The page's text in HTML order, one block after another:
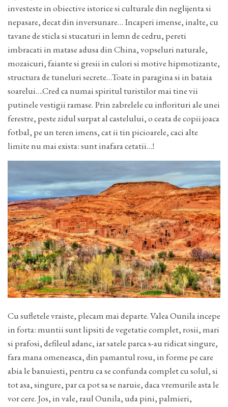
investeste in obiective istorice si culturale din neglijenta si
nepasare, decat din inversunare… Incaperi imense, inalte, cu
tavane de sticla si stucaturi in lemn de cedru, pereti
imbracati in matase adusa din China, vopseluri naturale,
mozaicuri, faiante si gresii in culori si motive hipmotizante,
structura de tuneluri secrete…Toate in paragina si in bataia
soarelui….Cred ca numai spiritul turistilor mai tine vii
putinele vestigii ramase. Prin zabrelele cu inflorituri ale unei
ferestre, peste zidul surpat al castelului, o ceata de copii joaca
fotbal, pe un teren imens, cat ii tin picioarele, caci alte
limite nu mai exista: sunt inafara cetatii…!
Cu sufletele vraiste, plecam mai departe. Valea Ounila incepe
in forta: muntii sunt lipsiti de vegetatie complet, rosii, mari
si prafosi, defileul adanc, iar satele parca s-au ridicat singure,
fara mana omeneasca, din pamantul rosu, in forme pe care
abia le banuiesti, pentru ca se confunda complet cu solul, si
tot asa, singure, par ca pot sa se naruie, daca vremurile asta le
vor cere. Jos, in vale, raul Ounila, uda pini, palmieri,